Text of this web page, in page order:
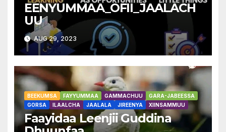
EENYUMMAA_OFII_JAALACH
UU
AUG 29, 2023
BEEKUMSA FAYYUMMAA GAMMACHUU
GARA-JABEESSA
GORSA
ILAALCHA JAALALA JIREENYA XIINSAMMUU
Faayidaa Leenjii Guddina